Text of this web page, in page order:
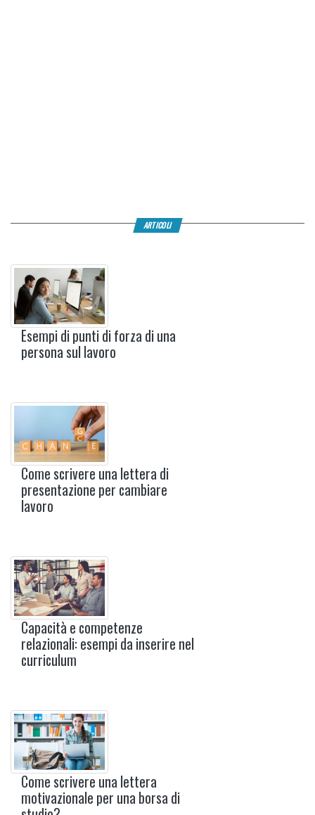
ARTICOLI
Esempi di punti di forza di una
persona sul lavoro
Come scrivere una lettera di
presentazione per cambiare
lavoro
Capacità e competenze
relazionali: esempi da inserire nel
curriculum
Come scrivere una lettera
motivazionale per una borsa di